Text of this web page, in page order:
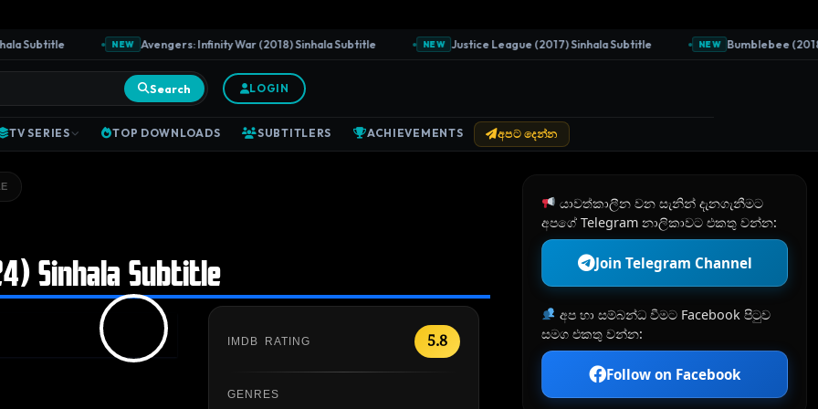
Subtitle NEW Avengers: Infinity War (2018) Sinhala Subtitle NEW Justice League (2017) Sinhala Subtitle NEW Bumblebee (2018)
Search LOGIN
TV SERIES TOP DOWNLOADS SUBTITLERS ACHIEVEMENTS අපට දෙන්න
Sinhala Subtitle
IMDB RATING 5.8
GENRES
යාවත්කාලීන වන සැනින් දැනගැනීමට
අපගේ Telegram නාලිකාවට එකතු වන්න:
Join Telegram Channel
අප හා සම්බන්ධ වීමට Facebook පිටුව
සමග එකතු වන්න:
Follow on Facebook